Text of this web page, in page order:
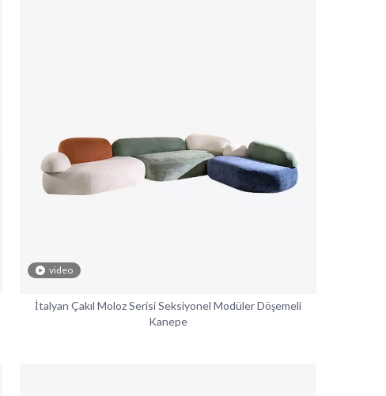
video
İtalyan Çakıl Moloz Serisi Seksiyonel Modüler Döşemeli
Kanepe